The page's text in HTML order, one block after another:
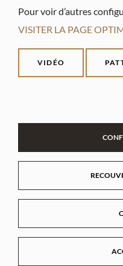
Pour voir d’autres
VISITER LA PAGE
VIDÉO